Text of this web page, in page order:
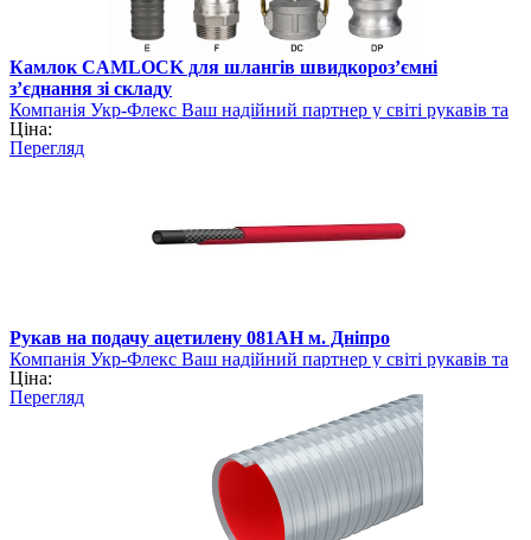
Камлок CAMLOCK для шлангів швидкороз’ємні
з’єднання зі складу
Компанія Укр-Флекс Ваш надійний партнер у світі рукавів та
шлангів
Ціна:
Перегляд
Рукав на подачу ацетилену 081AH м. Дніпро
Компанія Укр-Флекс Ваш надійний партнер у світі рукавів та
шлангів
Ціна:
Перегляд